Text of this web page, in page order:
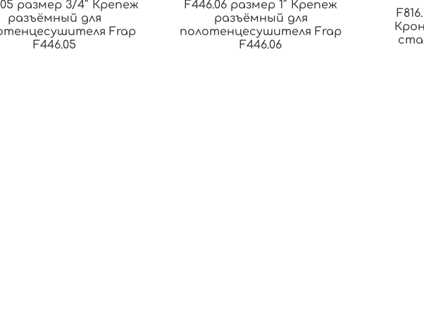
размер 3/4″ Крепеж
разъёмный для
Frap
F446.05
F446.06 размер 1″ Крепеж
разъёмный для
полотенцесушителя Frap
F446.06